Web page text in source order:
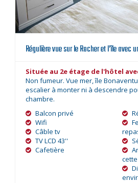
Régulière vue sur le Rocher et l’île avec
Située au 2e étage de l'hôtel
Non fumeur. Vue mer, île
escalier à monter ni à descendre
chambre.
Balcon privé
Wifi
Câble tv
TV LCD 43''
Cafetière